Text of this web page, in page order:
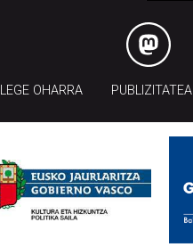
LEGE OHARRA PUBLIZITATEA